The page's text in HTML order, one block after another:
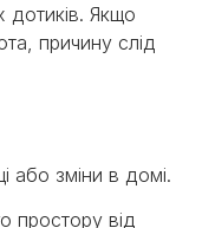
дотиків. Якщо
причину слід
або зміни в домі.
простору від